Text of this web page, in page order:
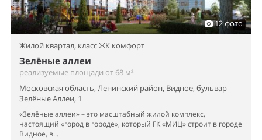
12 фото
Жилой квартал, класс ЖК комфорт
Зелёные аллеи
реализуемые площади от 68 м²
Московская область, Ленинский район, Видное, бульвар
Зелёные Аллеи, 1
«Зелёные аллеи» – это масштабный жилой комплекс,
настоящий «город в городе», который ГК «МИЦ» строит в городе
Видное, в...